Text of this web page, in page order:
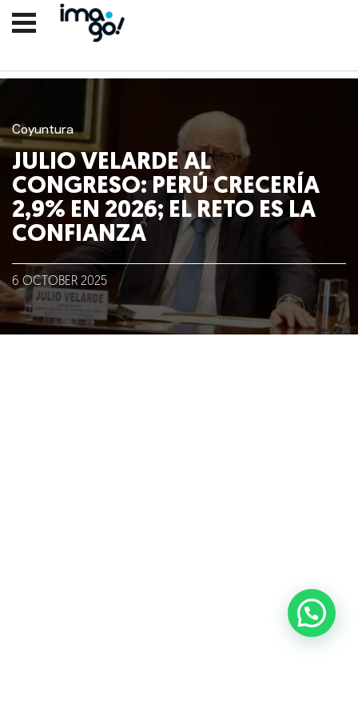
Nosotros
Clientes
Lo que hacemos
Coyuntura
JULIO VELARDE AL
CONGRESO: PERÚ CRECERÍA
2,9% EN 2026; EL RETO ES LA
CONFIANZA
6 OCTOBER 2025